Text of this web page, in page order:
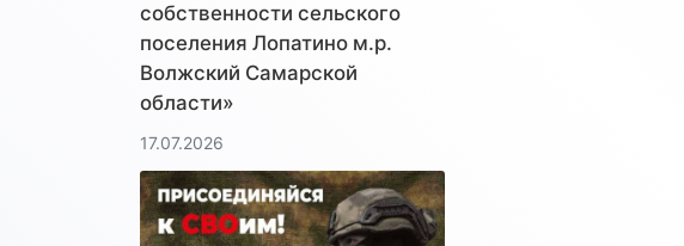
собственности сельского
поселения Лопатино м.р.
Волжский Самарской
области»
17.07.2026